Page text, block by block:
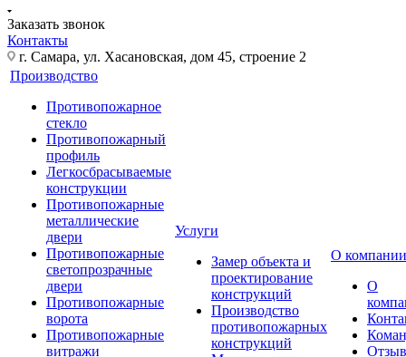
Заказать звонок
Контакты
г. Самара, ул. Хасановская, дом 45, строение 2
Производство
Противопожарное
стекло
Противопожарный
профиль
Легкосбрасываемые
конструкции
Противопожарные
металлические
двери
Противопожарные
светопрозрачные
двери
Противопожарные
ворота
Противопожарные
витражи
Услуги
Замер объекта и
проектирование
конструкций
Производство
противопожарных
конструкций
О компании
О